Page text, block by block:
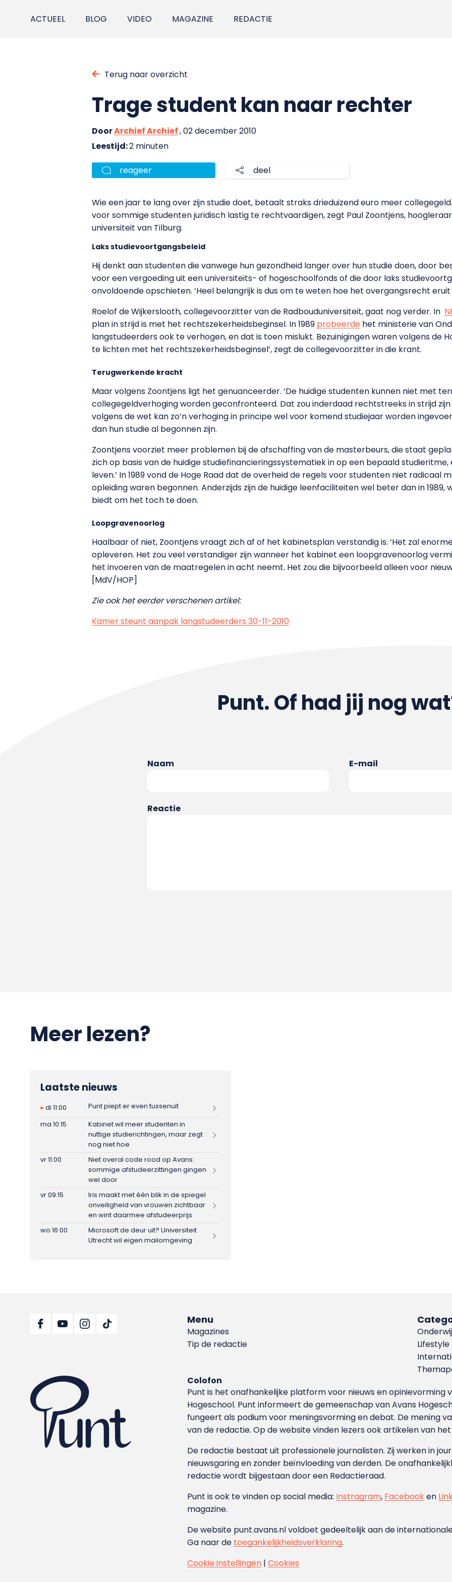
ACTUEEL BLOG VIDEO MAGAZINE REDACTIE
Terug naar overzicht
Trage student kan naar rechter
DoorArchief Archief, 02 december 2010
Leestijd:2 minuten
reageer deel
Wie een jaar te lang over zijn studie doet, betaalt straks drieduizend euro meer
voor sommige studenten juridisch lastig te rechtvaardigen, zegt Paul Zoontjens,
universiteit van Tilburg.
Laks studievoortgangsbeleid
Hij denkt aan studenten die vanwege hun gezondheid langer over hun studie doen, door
voor een vergoeding uit een universiteits- of hogeschoolfonds of die door laks
onvoldoende opschieten. ‘Heel belangrijk is dus om te weten hoe het overgangsrecht eruit
Roelof de Wijkerslooth, collegevoorzitter van de Radbouduniversiteit, gaat nog verder. In
plan in strijd is met het rechtszekerheidsbeginsel. In 1989 probeerde het ministerie van
langstudeerders ook te verhogen, en dat is toen mislukt. Bezuinigingen waren volgens de
te lichten met het rechtszekerheidsbeginsel’, zegt de collegevoorzitter in die krant.
Terugwerkende kracht
Maar volgens Zoontjens ligt het genuanceerder. ‘De huidige studenten kunnen niet met
collegegeldverhoging worden geconfronteerd. Dat zou inderdaad rechtstreeks in strijd
volgens de wet kan zo’n verhoging in principe wel voor komend studiejaar worden
dan hun studie al begonnen zijn.
Zoontjens voorziet meer problemen bij de afschaffing van de masterbeurs, die staat
zich op basis van de huidige studiefinancieringssystematiek in op een bepaald
leven.’ In 1989 vond de Hoge Raad dat de overheid de regels voor studenten niet radicaal
opleiding waren begonnen. Anderzijds zijn de huidige leenfaciliteiten wel beter dan in
biedt om het toch te doen.
Loopgravenoorlog
Haalbaar of niet, Zoontjens vraagt zich af of het kabinetsplan verstandig is. ‘Het zal
opleveren. Het zou veel verstandiger zijn wanneer het kabinet een loopgravenoorlog
het invoeren van de maatregelen in acht neemt. Het zou die bijvoorbeeld alleen voor
[MdV/HOP]
Zie ook het eerder verschenen artikel:
Kamer steunt aanpak langstudeerders 30-11-2010
Punt. Of had jij nog
Naam E-mail
Reactie
Meer lezen?
Laatste nieuws
di 11:00
Punt piept er even tussenuit
ma 10:15
Kabinet wil meer studenten in
nuttige studierichtingen, maar zegt
nog niet hoe
vr 11:00
Niet overal code rood op Avans:
sommige afstudeerzittingen gingen
wel door
vr 09:15
Iris maakt met één blik in de spiegel
onveiligheid van vrouwen zichtbaar
en wint daarmee afstudeerprijs
wo 16:00
Microsoft de deur uit? Universiteit
Utrecht wil eigen mailomgeving
Menu
Magazines
Tip de redactie
Lifestyle
Colofon
Punt is het onafhankelijke platform voor nieuws en
Hoge­school. Punt informeert de gemeenschap van Avans
fungeert als podium voor meningsvorming en debat. De mening
van de redactie. Op de website vinden lezers ook artikelen van
De redactie bestaat uit professionele journalisten. Zij werken in
nieuwsgaring en zonder beïnvloeding van derden. De
redactie wordt bijgestaan door een Redactieraad.
Punt is ook te vinden op social media: Instragram, Facebooken
magazine.
De website punt.avans.nl voldoet gedeeltelijk aan de
Ga naar de toegankelijkheidsverklaring.
Cookie instellingen |Cookies